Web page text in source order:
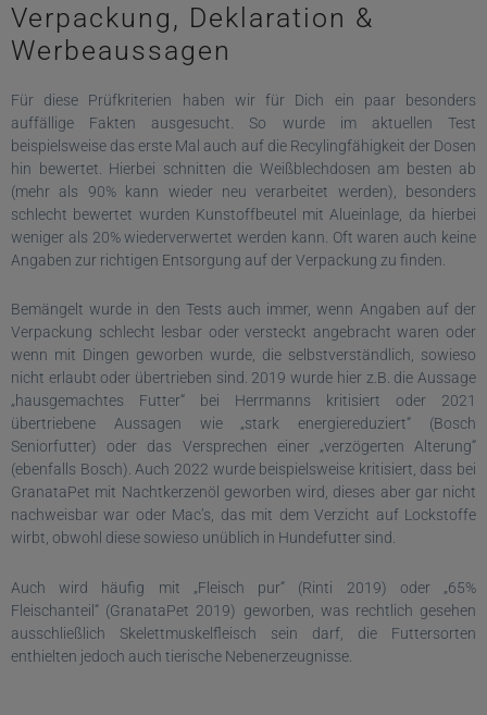
Verpackung, Deklaration &
Werbeaussagen
Für diese Prüfkriterien haben wir für Dich ein paar besonders
auffällige Fakten ausgesucht. So wurde im aktuellen Test
beispielsweise das erste Mal auch auf die Recylingfähigkeit der Dosen
hin bewertet. Hierbei schnitten die Weißblechdosen am besten ab
(mehr als 90% kann wieder neu verarbeitet werden), besonders
schlecht bewertet wurden Kunstoffbeutel mit Alueinlage, da hierbei
weniger als 20% wiederverwertet werden kann. Oft waren auch keine
Angaben zur richtigen Entsorgung auf der Verpackung zu finden.
Bemängelt wurde in den Tests auch immer, wenn Angaben auf der
Verpackung schlecht lesbar oder versteckt angebracht waren oder
wenn mit Dingen geworben wurde, die selbstverständlich, sowieso
nicht erlaubt oder übertrieben sind. 2019 wurde hier z.B. die Aussage
„hausgemachtes Futter“ bei Herrmanns kritisiert oder 2021
übertriebene Aussagen wie „stark energiereduziert“ (Bosch
Seniorfutter) oder das Versprechen einer „verzögerten Alterung“
(ebenfalls Bosch). Auch 2022 wurde beispielsweise kritisiert, dass bei
GranataPet mit Nachtkerzenöl geworben wird, dieses aber gar nicht
nachweisbar war oder Mac’s, das mit dem Verzicht auf Lockstoffe
wirbt, obwohl diese sowieso unüblich in Hundefutter sind.
Auch wird häufig mit „Fleisch pur“ (Rinti 2019) oder „65%
Fleischanteil“ (GranataPet 2019) geworben, was rechtlich gesehen
ausschließlich Skelettmuskelfleisch sein darf, die Futtersorten
enthielten jedoch auch tierische Nebenerzeugnisse.